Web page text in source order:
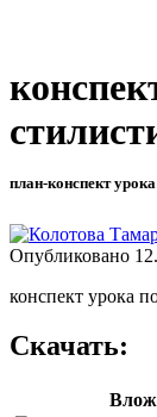
план-конспект
Опубликовано
конспект урока
Скачать: